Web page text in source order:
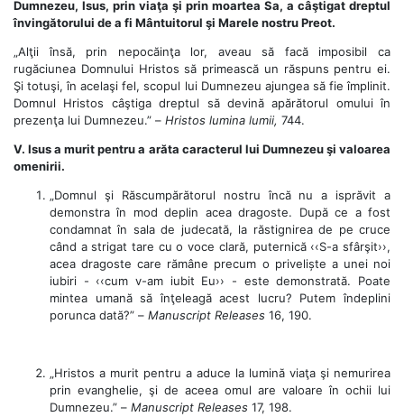
Dumnezeu, Isus, prin viaţa şi prin moartea Sa, a câştigat dreptul
învingătorului de a fi Mântuitorul şi Marele nostru Preot.
„Alţii însă, prin nepocăinţa lor, aveau să facă imposibil ca
rugăciunea Domnului Hristos să primească un răspuns pentru ei.
Şi totuşi, în acelaşi fel, scopul lui Dumnezeu ajungea să fie împlinit.
Domnul Hristos câştiga dreptul să devină apărătorul omului în
prezenţa lui Dumnezeu.” – Hristos lumina lumii, 744.
V. Isus a murit pentru a arăta caracterul lui Dumnezeu şi valoarea
omenirii.
„Domnul şi Răscumpărătorul nostru încă nu a isprăvit a
demonstra în mod deplin acea dragoste. După ce a fost
condamnat în sala de judecată, la răstignirea de pe cruce
când a strigat tare cu o voce clară, puternică ‹‹S-a sfârşit››,
acea dragoste care rămâne precum o priveliște a unei noi
iubiri - ‹‹cum v-am iubit Eu›› - este demonstrată. Poate
mintea umană să înţeleagă acest lucru? Putem îndeplini
porunca dată?” – Manuscript Releases 16, 190.
„Hristos a murit pentru a aduce la lumină viaţa şi nemurirea
prin evanghelie, şi de aceea omul are valoare în ochii lui
Dumnezeu.” – Manuscript Releases 17, 198.